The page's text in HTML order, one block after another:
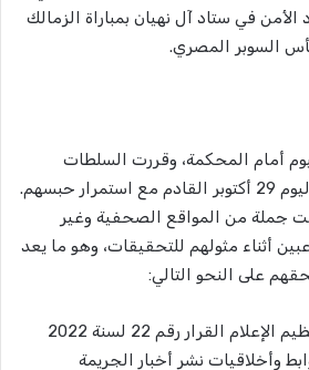
الأمن في ستاد آل نهيان بمباراة الزمالك
السوبر المصري.
أمام المحكمة، وقررت السلطات
الإماراتية تأجيل القضية ليوم 29 أكتوبر القادم مع استمرار حبسهم.
جملة من المواقع الصحفية وغير
أثناء مثولهم للتحقيقات، وهو ما يعد
على النحو التالي:
أصدر المجلس الأعلى لتنظيم الإعلام القرار رقم 22 لسنة 2022
وأخلاقيات نشر أخبار الجريمة